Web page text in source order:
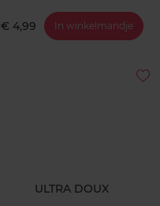
€ 4,99 In winkelmandje
ULTRA DOUX